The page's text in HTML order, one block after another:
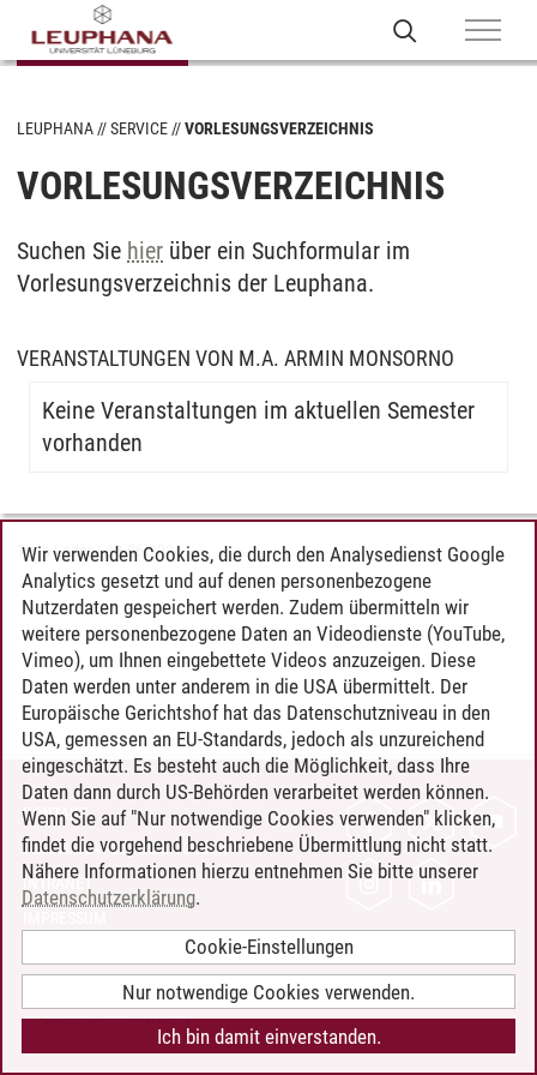
LEUPHANA SERVICE VORLESUNGSVERZEICHNIS
VORLESUNGSVERZEICHNIS
Suchen Sie hier über ein Suchformular im
Vorlesungsverzeichnis der Leuphana.
VERANSTALTUNGEN VON M.A. ARMIN MONSORNO
Keine Veranstaltungen im aktuellen Semester
vorhanden
Timo Leder/30.06.2024
KONTAKT
LEUPHANA ALS ARBEITGEBER
INTRANET
BARRIEREFREIHEIT
COOKIE-EINSTELLUNGEN
Wir verwenden Cookies, die durch den Analysedienst Google
Analytics gesetzt und auf denen personenbezogene
Nutzerdaten gespeichert werden. Zudem übermitteln wir
weitere personenbezogene Daten an Videodienste (YouTube,
Vimeo), um Ihnen eingebettete Videos anzuzeigen. Diese
Daten werden unter anderem in die USA übermittelt. Der
Europäische Gerichtshof hat das Datenschutzniveau in den
USA, gemessen an EU-Standards, jedoch als unzureichend
eingeschätzt. Es besteht auch die Möglichkeit, dass Ihre
Daten dann durch US-Behörden verarbeitet werden können.
Wenn Sie auf "Nur notwendige Cookies verwenden" klicken,
findet die vorgehend beschriebene Übermittlung nicht statt.
Nähere Informationen hierzu entnehmen Sie bitte unserer
Datenschutzerklärung.
Cookie-Einstellungen
Nur notwendige Cookies verwenden.
Ich bin damit einverstanden.